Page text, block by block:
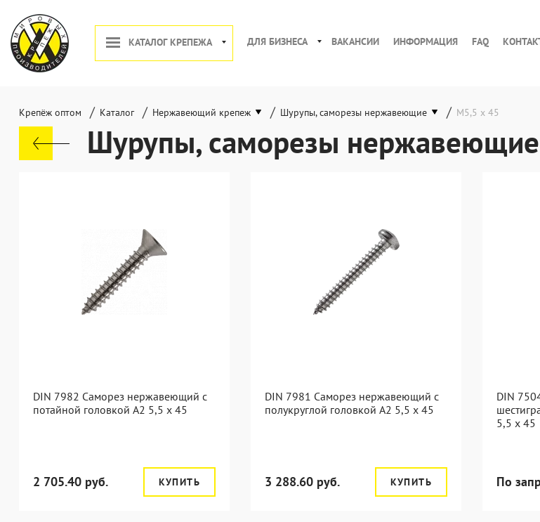
КАТАЛОГ КРЕПЕЖА ДЛЯ БИЗНЕСА ВАКАНСИИ ИНФОРМАЦИЯ FAQ
Крепёж оптом / Каталог / Нержавеющий крепеж / Шурупы, саморезы нержавеющие / М5,5 х 45
Шурупы, саморезы
DIN 7982 Саморез нержавеющий с
потайной головкой А2 5,5 x 45
2 705.40 руб. КУПИТЬ
DIN 7981 Саморез нержавеющий с
полукруглой головкой А2 5,5 x 45
3 288.60 руб. КУПИТЬ
DIN
5,5 x 45
По